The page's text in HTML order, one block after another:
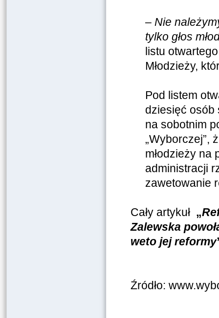
– Nie
tylko głos
listu
Młodzieży,
Pod listem
dziesięć osób
na sobotnim
„Wyborczej”,
młodzieży na
administracji
zawetowanie
Cały artykuł „
Zalewska
weto jej reformy
Źródło: